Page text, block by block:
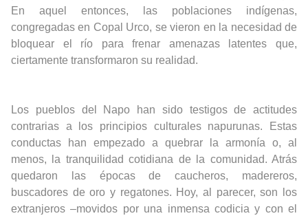
En aquel entonces, las poblaciones indígenas,
congregadas en Copal Urco, se vieron en la necesidad de
bloquear el río para frenar amenazas latentes que,
ciertamente transformaron su realidad.
Los pueblos del Napo han sido testigos de actitudes
contrarias a los principios culturales napurunas. Estas
conductas han empezado a quebrar la armonía o, al
menos, la tranquilidad cotidiana de la comunidad. Atrás
quedaron las épocas de caucheros, madereros,
buscadores de oro y regatones. Hoy, al parecer, son los
extranjeros –movidos por una inmensa codicia y con el